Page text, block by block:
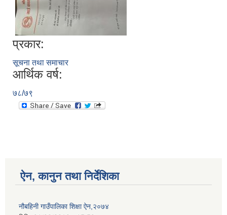
प्रकार:
सूचना तथा समाचार
आर्थिक वर्ष:
७८/७९
ऐन, कानुन तथा निर्देशिका
नौबहिनी गाउँपालिका शिक्षा ऐन,२०७४